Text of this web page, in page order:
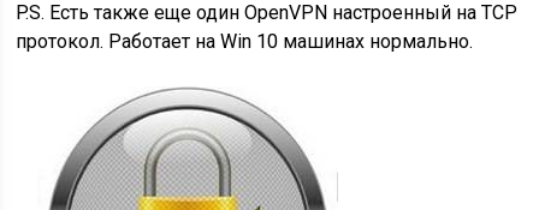
P.S. Есть также еще один OpenVPN настроенный на TCP
протокол. Работает на Win 10 машинах нормально.